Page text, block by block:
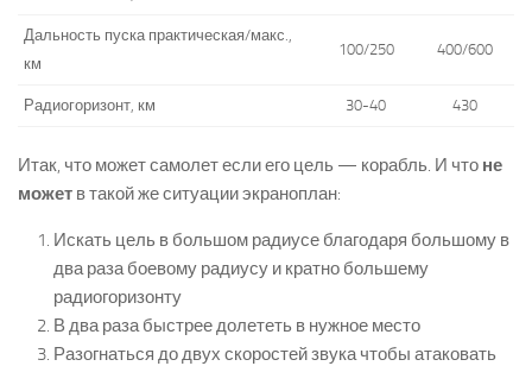
Дальность пуска практическая/макс.,
км
100/250 400/600
Радиогоризонт, км 30-40 430
Итак, что может самолет если его цель — корабль. И что не
может в такой же ситуации экраноплан:
Искать цель в большом радиусе благодаря большому в
два раза боевому радиусу и кратно большему
радиогоризонту
В два раза быстрее долететь в нужное место
Разогнаться до двух скоростей звука чтобы атаковать